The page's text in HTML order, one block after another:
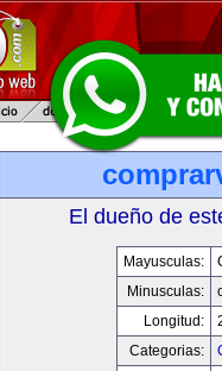
El dueño de
Mayusculas:
Minusculas:
Longitud:
Categorias: